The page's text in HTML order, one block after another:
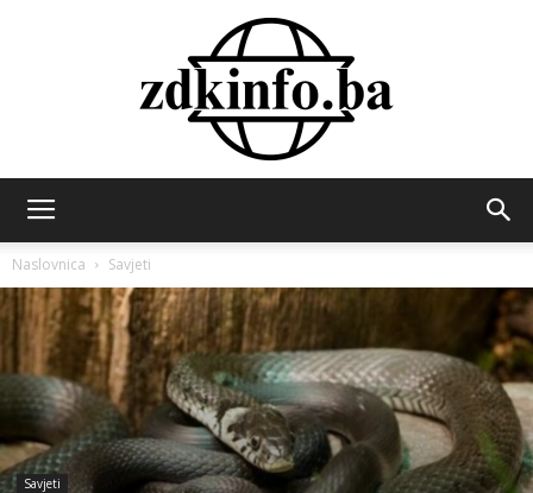
INFO
Naslovnica Savjeti
Savjeti